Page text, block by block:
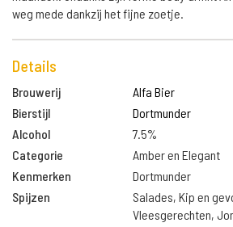
weg mede dankzij het fijne zoetje.
Details
Brouwerij
Alfa Bier
Bierstijl
Dortmunder
Alcohol
7.5%
Categorie
Amber en Elegant
Kenmerken
Dortmunder
Spijzen
Salades, Kip en
Vleesgerechten,